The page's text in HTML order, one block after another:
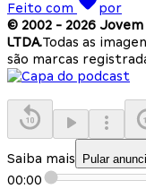
Feito com
por
© 2002 - 2026 Jovem
LTDA.Todas as
são marcas
Saiba mais Pular
00:00